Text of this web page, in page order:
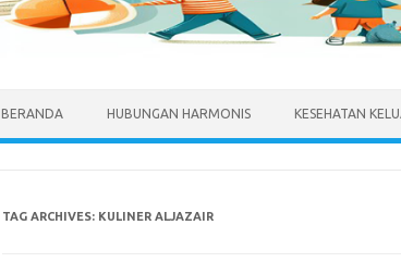
BERANDA HUBUNGAN HARMONIS KESEHATAN
TAG ARCHIVES: KULINER ALJAZAIR